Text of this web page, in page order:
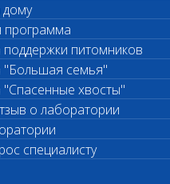
программа
питомников
семья"
хвосты"
о лаборатории
специалисту
исследования